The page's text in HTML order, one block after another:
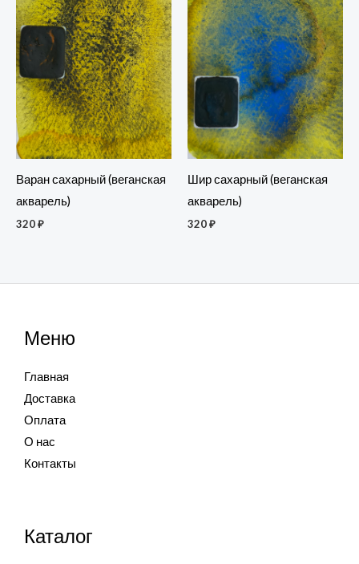
Варан сахарный (веганская
акварель)
320₽
Шир сахарный (веганская
акварель)
320₽
Меню
Главная
Доставка
Оплата
О нас
Контакты
Каталог